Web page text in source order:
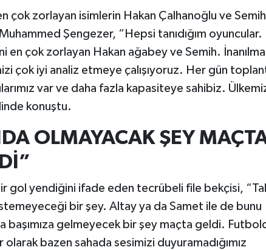
çok zorlayan isimlerin Hakan Çalhanoğlu ve Semih
Şengezer, “Hepsi tanıdığım
en çok zorlayan Hakan ağabey ve Semih.
çok iyi analiz etmeye çalışıyoruz. Her gün
var ve daha fazla kapasiteye sahibiz.
konuştu.
OLMAYACAK ŞEY
gol yendiğini ifade eden tecrübeli file bekçisi,
bir şey. Altay ya da Samet ile de bunu
başımıza gelmeyecek bir şey maçta geldi.
bazen sahada sesimizi duyuramadığımız